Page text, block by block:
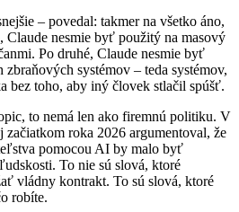
– povedal: takmer na všetko áno,
Claude nesmie byť použitý na masový
Po druhé, Claude nesmie byť
systémov – teda systémov,
bez toho, aby iný človek stlačil spúšť.
to nemá len ako firemnú politiku. V
roka 2026 argumentoval, že
pomocou AI by malo byť
To nie sú slová, ktoré
vládny kontrakt. To sú slová, ktoré
robíte.